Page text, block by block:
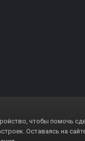
чтобы помочь
Оставаясь на